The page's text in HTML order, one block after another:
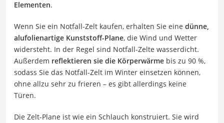
Elementen.
Wenn Sie ein Notfall-Zelt kaufen, erhalten Sie eine dünne,
alufolienartige Kunststoff-Plane, die Wind und Wetter
widersteht. In der Regel sind Notfall-Zelte wasserdicht.
Außerdem reflektieren sie die Körperwärme bis zu 90 %,
sodass Sie das Notfall-Zelt im Winter einsetzen können,
ohne allzu sehr zu frieren – es gibt allerdings keine
Türen.
Die Zelt-Plane ist wie ein Schlauch konstruiert. Sie wird